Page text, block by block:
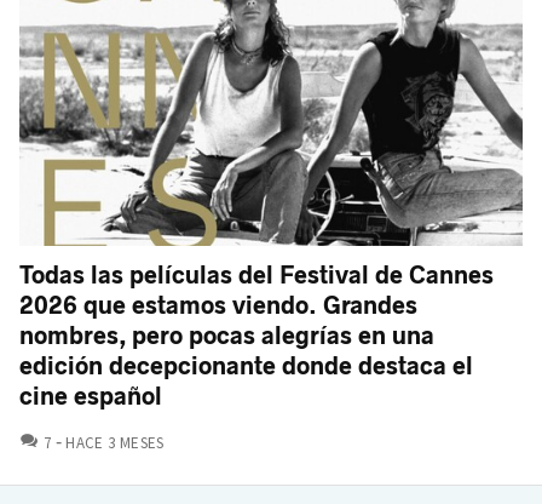
Todas las películas del Festival de Cannes
2026 que estamos viendo. Grandes
nombres, pero pocas alegrías en una
edición decepcionante donde destaca el
cine español
7 COMENTARIOS
HACE 3 MESES